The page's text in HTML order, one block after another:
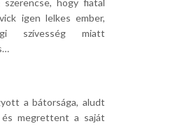
szerencse, hogy fiatal
igen lelkes ember,
szívesség miatt
a bátorsága, aludt
megrettent a saját